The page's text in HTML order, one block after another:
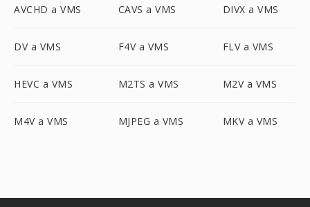
AVCHD a VMS CAVS a VMS DIVX a VMS
DV a VMS F4V a VMS FLV a VMS
HEVC a VMS M2TS a VMS M2V a VMS
M4V a VMS MJPEG a VMS MKV a VMS